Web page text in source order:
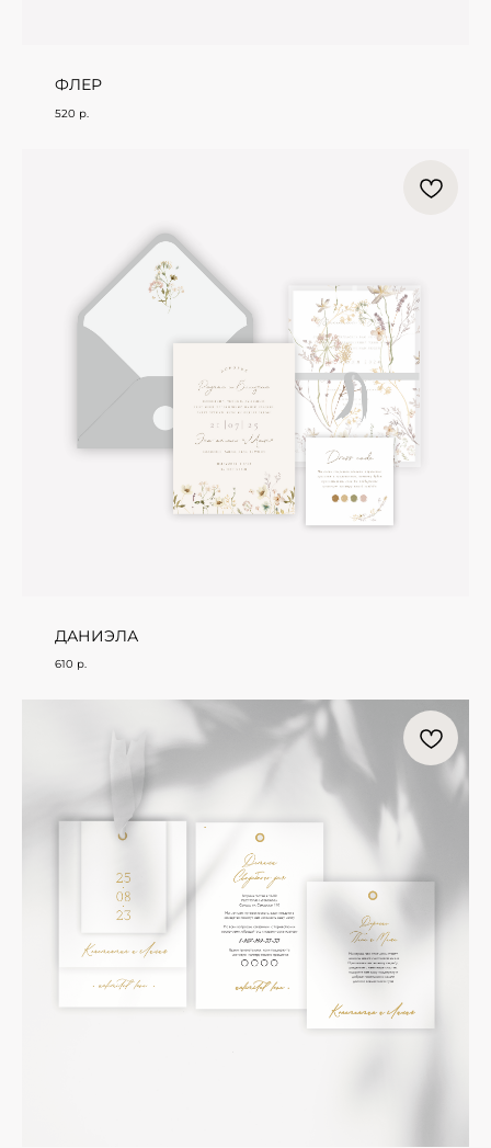
ФЛЕР
520 р.
ДАНИЭЛА
610 р.